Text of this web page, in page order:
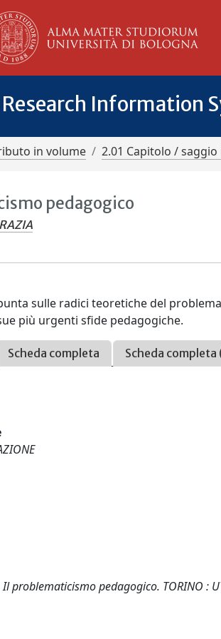
Information
in volume 2.01 Capitolo /
pedagogico
sulle radici teoretiche del
più urgenti sfide pedagogiche.
Scheda completa Scheda completa
problematicismo pedagogico. TORINO :